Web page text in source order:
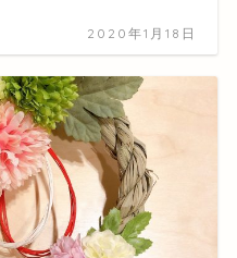
2020年1月18日